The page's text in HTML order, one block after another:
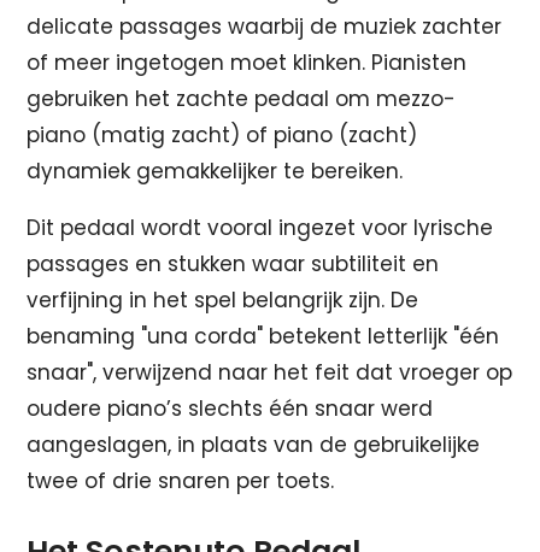
delicate passages waarbij de muziek zachter
of meer ingetogen moet klinken. Pianisten
gebruiken het zachte pedaal om mezzo-
piano (matig zacht) of piano (zacht)
dynamiek gemakkelijker te bereiken.
Dit pedaal wordt vooral ingezet voor lyrische
passages en stukken waar subtiliteit en
verfijning in het spel belangrijk zijn. De
benaming "una corda" betekent letterlijk "één
snaar", verwijzend naar het feit dat vroeger op
oudere piano’s slechts één snaar werd
aangeslagen, in plaats van de gebruikelijke
twee of drie snaren per toets.